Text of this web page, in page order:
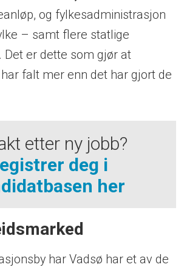
og fylkesadministrasjon
– samt flere statlige
Det er dette som gjør at
falt mer enn det har gjort de
etter ny jobb?
deg i
her
har Vadsø har et av de